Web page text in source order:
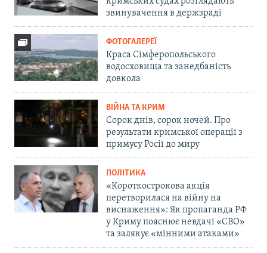
звинувачення в держзраді
ФОТОГАЛЕРЕЇ
Краса Сімферопольського
водосховища та занедбаність
довкола
ВІЙНА ТА КРИМ
Сорок днів, сорок ночей. Про
результати кримської операції з
примусу Росії до миру
ПОЛІТИКА
«Короткострокова акція
перетворилася на війну на
виснаження»: Як пропаганда РФ
у Криму пояснює невдачі «СВО»
та залякує «мінними атаками»